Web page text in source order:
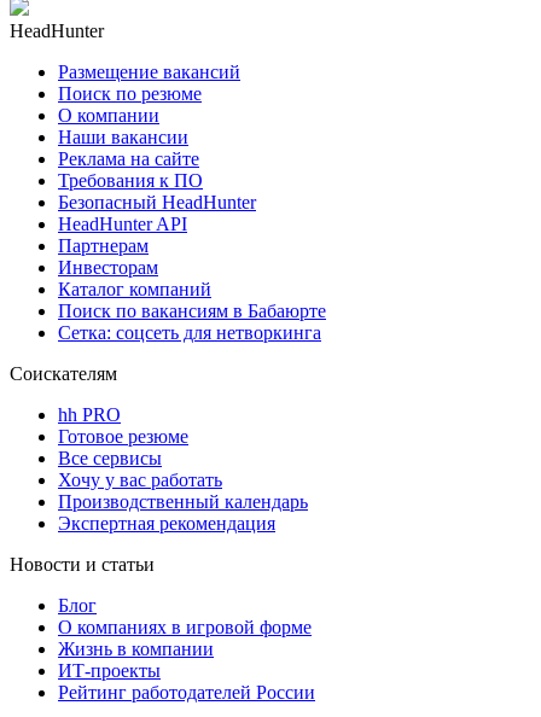
HeadHunter
Размещение вакансий
Поиск по резюме
О компании
Наши вакансии
Реклама на сайте
Требования к ПО
Безопасный HeadHunter
HeadHunter API
Партнерам
Инвесторам
Каталог компаний
Поиск по вакансиям в Бабаюрте
Сетка: соцсеть для нетворкинга
Соискателям
hh PRO
Готовое резюме
Все сервисы
Хочу у вас работать
Производственный календарь
Экспертная рекомендация
Новости и статьи
Блог
О компаниях в игровой форме
Жизнь в компании
ИТ-проекты
Рейтинг работодателей России